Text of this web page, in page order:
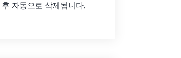
후 자동으로 삭제됩니다.